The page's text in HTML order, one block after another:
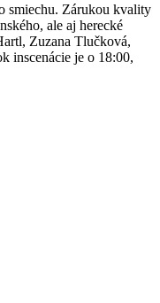
smiechu. Zárukou kvality
ale aj herecké
Zuzana Tlučková,
inscenácie je o 18:00,